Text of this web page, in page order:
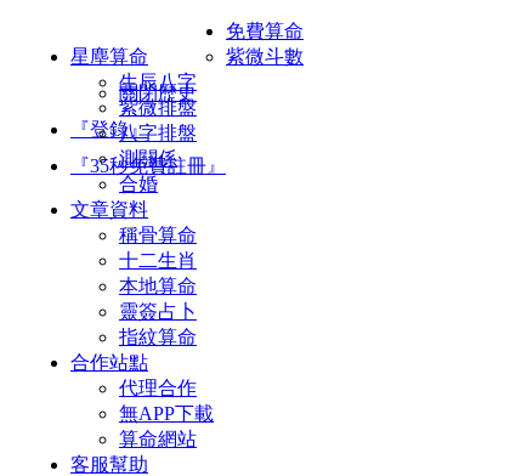
星塵算命
關閉歷史
『登錄』
『35秒免費註冊』
免費算命
紫微斗數
生辰八字
紫微排盤
八字排盤
測關係
合婚
文章資料
稱骨算命
十二生肖
本地算命
靈簽占卜
指紋算命
合作站點
代理合作
無APP下載
算命網站
客服幫助